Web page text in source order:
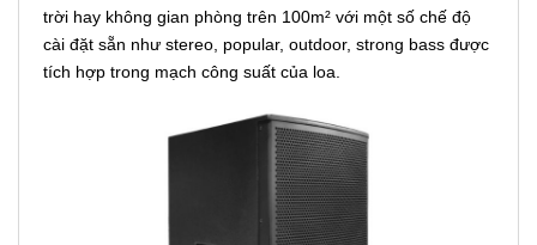
trời hay không gian phòng trên 100m² với một số chế độ
cài đặt sẵn như stereo, popular, outdoor, strong bass được
tích hợp trong mạch công suất của loa.